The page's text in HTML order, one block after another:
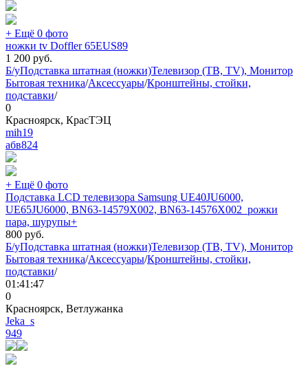
+ Ещё 0 фото
ножки tv Doffler 65EUS89
1 200 руб.
Б/уПодставка штатная (ножки)Телевизор (ТВ, TV), Монитор
Бытовая техника/Аксессуары/Кронштейны, стойки,
подставки/
0
Красноярск, КрасТЭЦ
mih19
абв824
+ Ещё 0 фото
Подставка LCD телевизора Samsung UE40JU6000,
UE65JU6000, BN63-14579X002, BN63-14576X002_рожки
пара, шурупы+
800 руб.
Б/уПодставка штатная (ножки)Телевизор (ТВ, TV), Монитор
Бытовая техника/Аксессуары/Кронштейны, стойки,
подставки/
01:41:47
0
Красноярск, Ветлужанка
Jeka_s
949